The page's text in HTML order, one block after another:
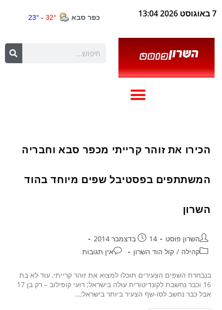
7 באוגוסט 2026 13:04
הכירו את זוהר קרייתי מכפר סבא וחבריה
המשתתפים בפסטיבל שפים מיוחד בהוד
השרון
השרון פוסט
14 בדצמבר 2014
קהילה / קול הוד השרון אין תגובות
בנבחרת השפים הצעירים תוכלו למצוא את זוהר קרייתי, עוד לא בת
16 וכבר נחשבת לקונדיטורית עולה בישראל; רועי קופילוב – רק בן 17
אבל כבר נחשב לסו-שף הצעיר ביותר בישראל;…